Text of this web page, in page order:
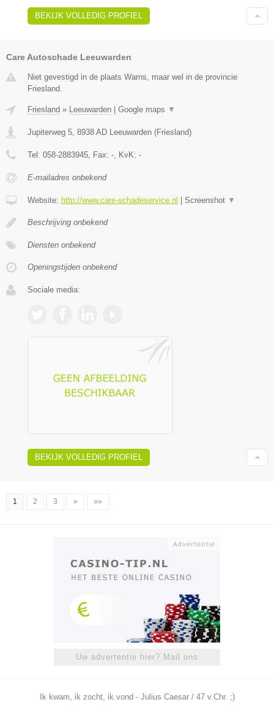
BEKIJK VOLLEDIG PROFIEL
Care Autoschade Leeuwarden
Niet gevestigd in de plaats Warns, maar wel in de provincie
Friesland.
Friesland » Leeuwarden Google maps ▼
Jupiterweg 5, 8938 AD Leeuwarden (Friesland)
Tel: 058-2883945, Fax: -, KvK: -
E-mailadres onbekend
Website: http://www.care-schadeservice.nl Screenshot ▼
Beschrijving onbekend
Diensten onbekend
Openingstijden onbekend
Sociale media:
BEKIJK VOLLEDIG PROFIEL
1 2 3 » »»
Uw advertentie hier? Mail ons
Ik kwam, ik zocht, ik vond - Julius Caesar / 47 v.Chr. ;)